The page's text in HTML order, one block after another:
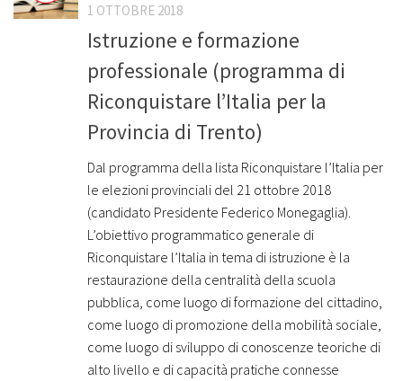
1 OTTOBRE 2018
Istruzione e formazione
professionale (programma di
Riconquistare l’Italia per la
Provincia di Trento)
Dal programma della lista Riconquistare l’Italia per
le elezioni provinciali del 21 ottobre 2018
(candidato Presidente Federico Monegaglia).
L’obiettivo programmatico generale di
Riconquistare l’Italia in tema di istruzione è la
restaurazione della centralità della scuola
pubblica, come luogo di formazione del cittadino,
come luogo di promozione della mobilità sociale,
come luogo di sviluppo di conoscenze teoriche di
alto livello e di capacità pratiche connesse